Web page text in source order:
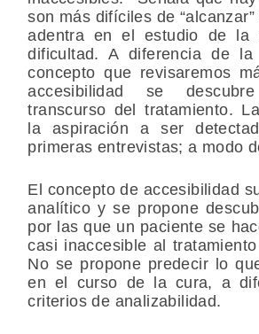
son más difíciles de
adentra en el estudio de la
dificultad. A diferencia de la
concepto que revisaremos
accesibilidad se
transcurso del tratamiento.
la aspiración a ser
primeras entrevistas; a modo
El concepto de accesibilidad
analítico y se propone
por las que un paciente se
casi inaccesible al
No se propone predecir lo
en el curso de la cura, a
criterios de analizabilidad.